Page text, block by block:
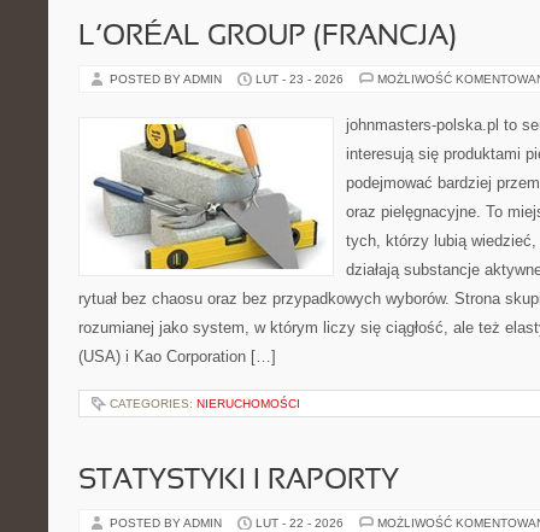
L’ORÉAL GROUP (FRANCJA)
POSTED BY ADMIN LUT - 23 - 2026 MOŻLIWOŚĆ
johnmasters-polska.pl to
interesują się produktami
podejmować bardziej
oraz pielęgnacyjne. To
tych, którzy lubią wiedzieć,
działają substancje
rytuał bez chaosu oraz bez przypadkowych wyborów. Strona
rozumianej jako system, w którym liczy się ciągłość, ale też
(USA) i Kao Corporation […]
CATEGORIES: NIERUCHOMOŚCI
STATYSTYKI I RAPORTY
POSTED BY ADMIN LUT - 22 - 2026 MOŻLIWOŚĆ